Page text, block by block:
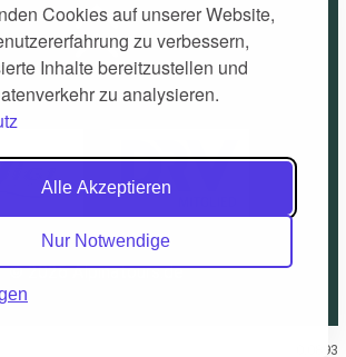
Cookies auf unserer Website,
zu verbessern,
Inhalte bereitzustellen und
zu analysieren.
Alle Akzeptieren
Nur Notwendige
© 2026 Alpinatours.de
0.0893